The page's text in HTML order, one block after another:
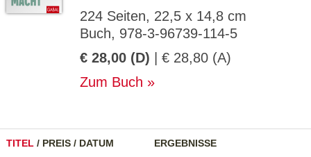
224 Seiten, 22,5 x 14,8 cm
Buch, 978-3-96739-114-5
€ 28,00 (D) | € 28,80 (A)
Zum Buch
TITEL / PREIS / DATUM ERGEBNISSE